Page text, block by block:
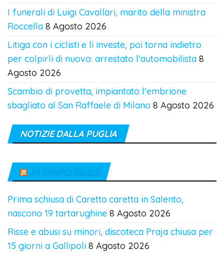
I funerali di Luigi Cavallari, marito della ministra
Roccella 8 Agosto 2026
Litiga con i ciclisti e li investe, poi torna indietro
per colpirli di nuovo: arrestato l'automobilista 8
Agosto 2026
Scambio di provetta, impiantato l'embrione
sbagliato al San Raffaele di Milano 8 Agosto 2026
NOTIZIE DALLA PUGLIA
IN TEMPO REALE
Prima schiusa di Caretta caretta in Salento,
nascono 19 tartarughine 8 Agosto 2026
Risse e abusi su minori, discoteca Praja chiusa per
15 giorni a Gallipoli 8 Agosto 2026